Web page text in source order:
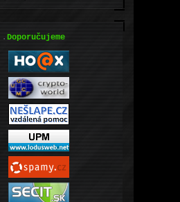
.Doporučujeme